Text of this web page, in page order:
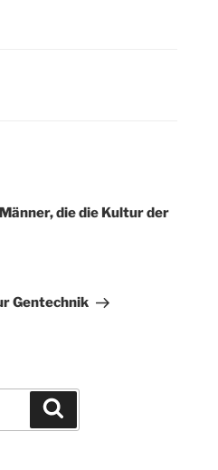
die die Kultur der
Gentechnik